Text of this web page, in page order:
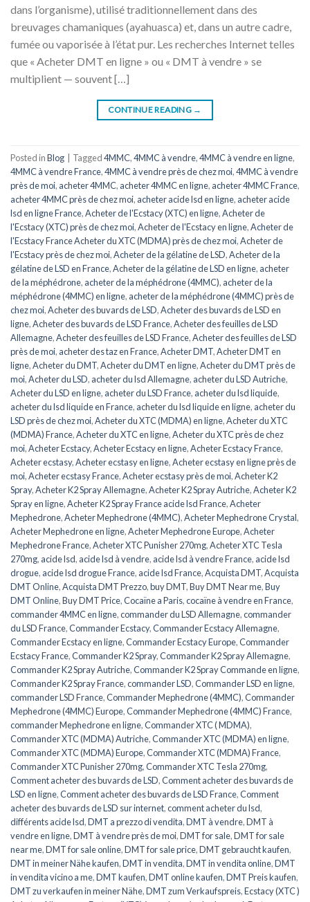
dans l’organisme), utilisé traditionnellement dans des
breuvages chamaniques (ayahuasca) et, dans un autre cadre,
fumée ou vaporisée à l’état pur. Les recherches Internet telles
que « Acheter DMT en ligne » ou « DMT à vendre » se
multiplient — souvent […]
CONTINUE READING →
Posted inBlog Tagged4MMC,4MMC à vendre,4MMC à vendre en ligne,
4MMC à vendre France,4MMC à vendre près de chez moi,4MMC à vendre
près de moi, acheter 4MMC, acheter 4MMC en ligne, acheter 4MMC France,
acheter 4MMC près de chez moi, acheter acide lsd en ligne, acheter acide
lsd en ligne France,Acheter de l'Ecstacy (XTC) en ligne,Acheter de
l'Ecstacy (XTC) près de chez moi,Acheter de l'Ecstacy en ligne,Acheter de
l'Ecstacy France Acheter du XTC (MDMA) près de chez moi,Acheter de
l'Ecstacy près de chez moi,Acheter de la gélatine de LSD,Acheter de la
gélatine de LSD en France,Acheter de la gélatine de LSD en ligne, acheter
de la méphédrone, acheter de la méphédrone (4MMC), acheter de la
méphédrone (4MMC) en ligne, acheter de la méphédrone (4MMC) près de
chez moi,Acheter des buvards de LSD,Acheter des buvards de LSD en
ligne,Acheter des buvards de LSD France,Acheter des feuilles de LSD
Allemagne,Acheter des feuilles de LSD France,Acheter des feuilles de LSD
près de moi, acheter des taz en France,Acheter DMT,Acheter DMT en
ligne,Acheter du DMT,Acheter du DMT en ligne,Acheter du DMT près de
moi,Acheter du LSD, acheter du lsd Allemagne, acheter du LSD Autriche,
Acheter du LSD en ligne, acheter du LSD France, acheter du lsd liquide,
acheter du lsd liquide en France, acheter du lsd liquide en ligne, acheter du
LSD près de chez moi,Acheter du XTC (MDMA) en ligne,Acheter du XTC
(MDMA) France,Acheter du XTC en ligne,Acheter du XTC près de chez
moi,Acheter Ecstacy,Acheter Ecstacy en ligne,Acheter Ecstacy France,
Acheter ecstasy,Acheter ecstasy en ligne,Acheter ecstasy en ligne près de
moi,Acheter ecstasy France,Acheter ecstasy près de moi,Acheter K2
Spray,Acheter K2 Spray Allemagne,Acheter K2 Spray Autriche,Acheter K2
Spray en ligne,Acheter K2 Spray France acide lsd France,Acheter
Mephedrone,Acheter Mephedrone (4MMC),Acheter Mephedrone Crystal,
Acheter Mephedrone en ligne,Acheter Mephedrone Europe,Acheter
Mephedrone France,Acheter XTC Punisher 270mg,Acheter XTC Tesla
270mg, acide lsd, acide lsd à vendre, acide lsd à vendre France, acide lsd
drogue, acide lsd drogue France, acide lsd France,Acquista DMT,Acquista
DMT Online,Acquista DMT Prezzo,buy DMT,Buy DMT Near me,Buy
DMT Online,Buy DMT Price,Cocaïne a Paris,cocaïne à vendre en France,
commander 4MMC en ligne,commander du LSD Allemagne,commander
du LSD France,Commander Ecstacy,Commander Ecstacy Allemagne,
Commander Ecstacy en ligne,Commander Ecstacy Europe,Commander
Ecstacy France,Commander K2 Spray,Commander K2 Spray Allemagne,
Commander K2 Spray Autriche,Commander K2 Spray Commande en ligne,
Commander K2 Spray France,commander LSD,Commander LSD en ligne,
commander LSD France,Commander Mephedrone (4MMC),Commander
Mephedrone (4MMC) Europe,Commander Mephedrone (4MMC) France,
commander Mephedrone en ligne,Commander XTC ( MDMA),
Commander XTC (MDMA) Autriche,Commander XTC (MDMA) en ligne,
Commander XTC (MDMA) Europe,Commander XTC (MDMA) France,
Commander XTC Punisher 270mg,Commander XTC Tesla 270mg,
Comment acheter des buvards de LSD,Comment acheter des buvards de
LSD en ligne,Comment acheter des buvards de LSD France,Comment
acheter des buvards de LSD sur internet,comment acheter du lsd,
différents acide lsd,DMT a prezzo di vendita,DMT à vendre,DMT à
vendre en ligne,DMT à vendre près de moi,DMT for sale,DMT for sale
near me,DMT for sale online,DMT for sale price,DMT gebraucht kaufen,
DMT in meiner Nähe kaufen,DMT in vendita,DMT in vendita online,DMT
in vendita vicino a me,DMT kaufen,DMT online kaufen,DMT Preis kaufen,
DMT zu verkaufen in meiner Nähe,DMT zum Verkaufspreis,Ecstacy (XTC )